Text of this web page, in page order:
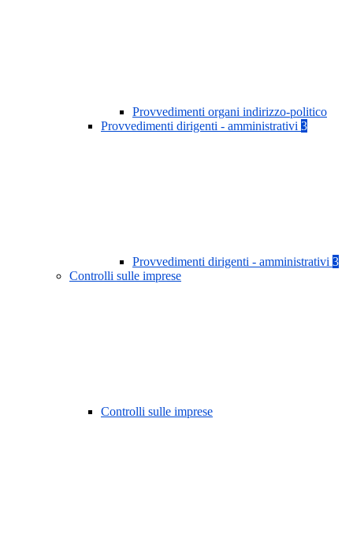
Provvedimenti organi indirizzo-politico
Provvedimenti dirigenti - amministrativi 3
Provvedimenti dirigenti - amministrativi 3
Controlli sulle imprese
Controlli sulle imprese